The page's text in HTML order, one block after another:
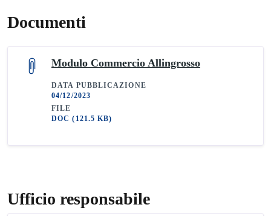
Documenti
Modulo Commercio Allingrosso
DATA PUBBLICAZIONE
04/12/2023
FILE
DOC(121.5 KB)
Ufficio responsabile